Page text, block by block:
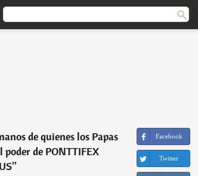
de quienes los Papas
de PONTTIFEX
”
Facebook
Twitter